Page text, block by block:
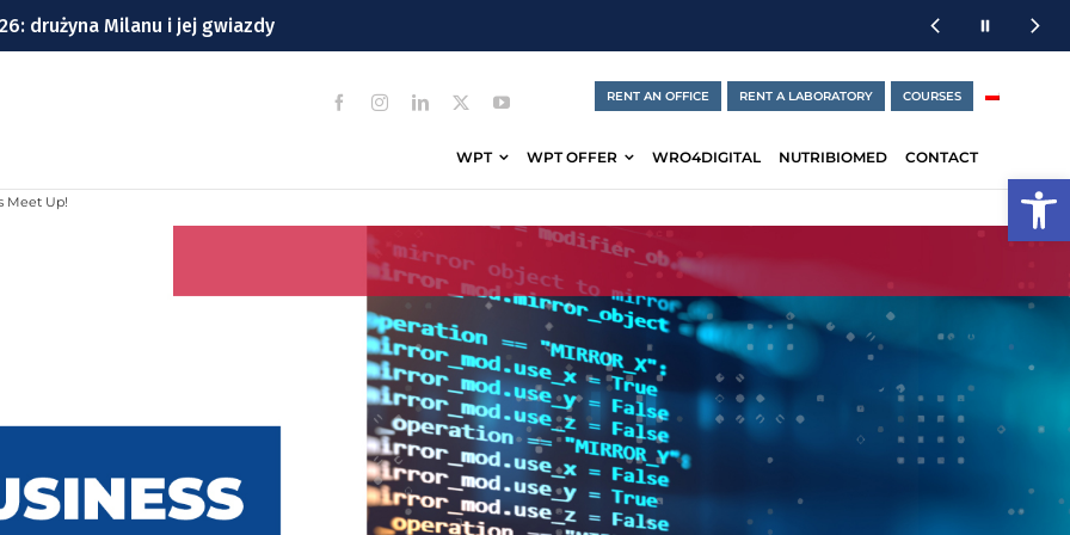
drużyna Milanu i jej gwiazdy
RENT AN OFFICE RENT A LABORATORY COURSES
WPT WPT OFFER WRO4DIGITAL NUTRIBIOMED CONTACT
Meet Up!